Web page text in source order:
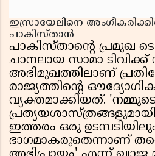
ഇസ്രായേലിനെ
പാകിസ്താൻ
പാകിസ്താൻ്റെ പ്രമുഖ
ചാനലായ സാമാ
അഭിമുഖത്തിലാണ്
രാജ്യത്തിൻ്റെ
വ്യക്തമാക്കിയത്.
ഇത്തരം ഒരു
ഭാഗമാകരുതെന്നാണ്